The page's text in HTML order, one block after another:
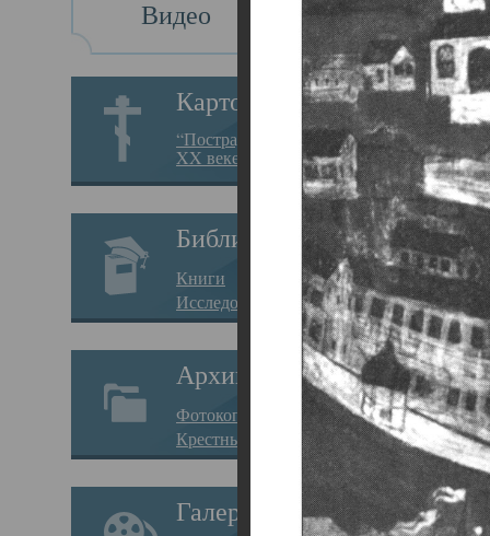
Видео
Картотека
“Пострадавшие за веру в
XX веке на Севере”
Библиотека
Книги
Исследования
Архив
Фотокопии дел
Крестные ходы
Галерея